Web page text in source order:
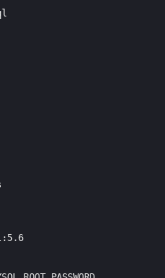
:5.6